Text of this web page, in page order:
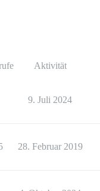
Aktivität
9. Juli 2024
28. Februar 2019